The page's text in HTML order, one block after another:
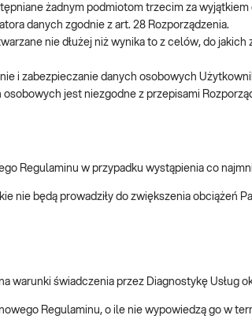
żadnym podmiotom trzecim za
danych zgodnie z art. 28 Rozporządzenia.
nie dłużej niż wynika to z celów, do
i zabezpieczanie danych osobowych
jest niezgodne z przepisami
Regulaminu w przypadku wystąpienia co
nie będą prowadziły do zwiększenia obciążeń
warunki świadczenia przez Diagnostykę
Regulaminu, o ile nie wypowiedzą go w